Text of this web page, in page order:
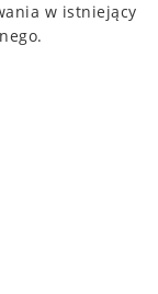
w istniejący